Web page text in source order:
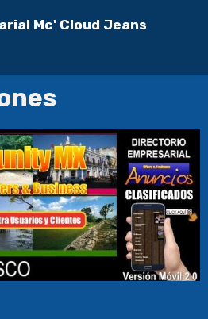
Mc' Cloud Jeans